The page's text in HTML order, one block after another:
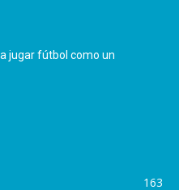
jugar fútbol como un
163